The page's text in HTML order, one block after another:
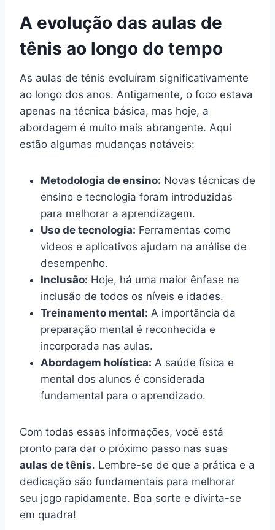
A evolução das aulas de
tênis ao longo do tempo
As aulas de tênis evoluíram significativamente
ao longo dos anos. Antigamente, o foco estava
apenas na técnica básica, mas hoje, a
abordagem é muito mais abrangente. Aqui
estão algumas mudanças notáveis:
Metodologia de ensino: Novas técnicas de
ensino e tecnologia foram introduzidas
para melhorar a aprendizagem.
Uso de tecnologia: Ferramentas como
vídeos e aplicativos ajudam na análise de
desempenho.
Inclusão: Hoje, há uma maior ênfase na
inclusão de todos os níveis e idades.
Treinamento mental: A importância da
preparação mental é reconhecida e
incorporada nas aulas.
Abordagem holística: A saúde física e
mental dos alunos é considerada
fundamental para o aprendizado.
Com todas essas informações, você está
pronto para dar o próximo passo nas suas
aulas de tênis. Lembre-se de que a prática e a
dedicação são fundamentais para melhorar
seu jogo rapidamente. Boa sorte e divirta-se
em quadra!